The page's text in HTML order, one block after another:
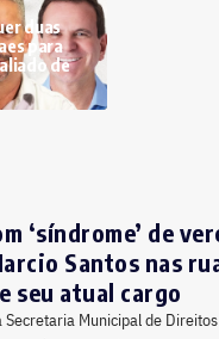
duas
para
de
‘síndrome’ de
Santos nas
seu atual cargo
Secretaria Municipal de